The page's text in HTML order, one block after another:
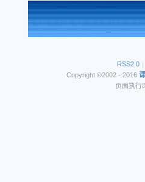
RSS2.0 |
Copyright ©2002 - 2016
页面执行